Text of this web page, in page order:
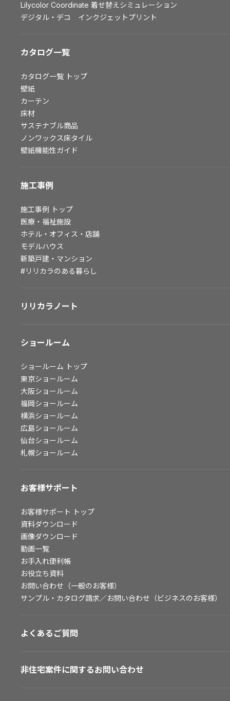
お役立ち資料
お問い合わせ（一般のお客様）
よくあるご質問
非住宅案件に関するお問い合わせ
事業紹介
スペースソリューション事業
ファシリティソリューション事業
不動産投資開発事業
会社情報
採用情報
Lilycolor Coordinate 着せ替えシミュレーション
デジタル・デコ インクジェットプリント
カタログ一覧
カタログ一覧 トップ
壁紙
カーテン
床材
サステナブル商品
ノンワックス床タイル
壁紙機能性ガイド
施工事例
施工事例 トップ
医療・福祉施設
ホテル・オフィス・店舗
モデルハウス
新築戸建・マンション
#リリカラのある暮らし
リリカラノート
ショールーム
ショールーム トップ
東京ショールーム
大阪ショールーム
福岡ショールーム
横浜ショールーム
広島ショールーム
仙台ショールーム
札幌ショールーム
お客様サポート
お客様サポート トップ
資料ダウンロード
画像ダウンロード
動画一覧
お手入れ便利帳
お役立ち資料
お問い合わせ（一般のお客様）
サンプル・カタログ請求／お問い合わせ（ビジネスのお客様）
よくあるご質問
非住宅案件に関するお問い合わせ